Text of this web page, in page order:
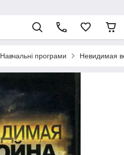
Навчальні програми Невидимая